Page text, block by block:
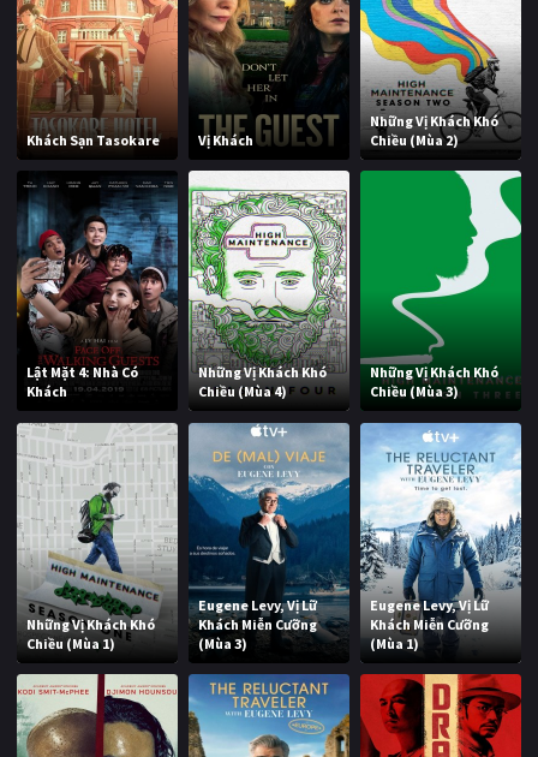
Khách Sạn Tasokare Vị Khách
Những Vị Khách Khó
Chiều (Mùa 2)
Lật Mặt 4: Nhà Có
Khách
Những Vị Khách Khó
Chiều (Mùa 4)
Những Vị Khách Khó
Chiều (Mùa 3)
Những Vị Khách Khó
Chiều (Mùa 1)
Eugene Levy, Vị Lữ
Khách Miễn Cưỡng
(Mùa 3)
Eugene Levy, Vị Lữ
Khách Miễn Cưỡng
(Mùa 1)